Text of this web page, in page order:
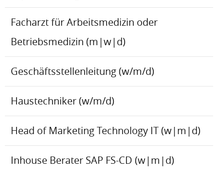
Facharzt für Arbeitsmedizin oder
Betriebsmedizin (m|w|d)
Geschäftsstellenleitung (w/m/d)
Haustechniker (w/m/d)
Head of Marketing Technology IT (w|m|d)
Inhouse Berater SAP FS-CD (w|m|d)